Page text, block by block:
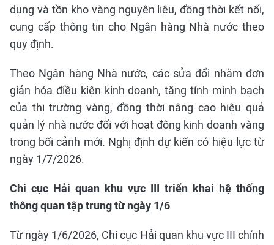
dụng và tồn kho vàng nguyên liệu, đồng thời kết nối,
cung cấp thông tin cho Ngân hàng Nhà nước theo
quy định.
Theo Ngân hàng Nhà nước, các sửa đổi nhằm đơn
giản hóa điều kiện kinh doanh, tăng tính minh bạch
của thị trường vàng, đồng thời nâng cao hiệu quả
quản lý nhà nước đối với hoạt động kinh doanh vàng
trong bối cảnh mới. Nghị định dự kiến có hiệu lực từ
ngày 1/7/2026.
Chi cục Hải quan khu vực III triển khai hệ thống
thông quan tập trung từ ngày 1/6
Từ ngày 1/6/2026, Chi cục Hải quan khu vực III chính